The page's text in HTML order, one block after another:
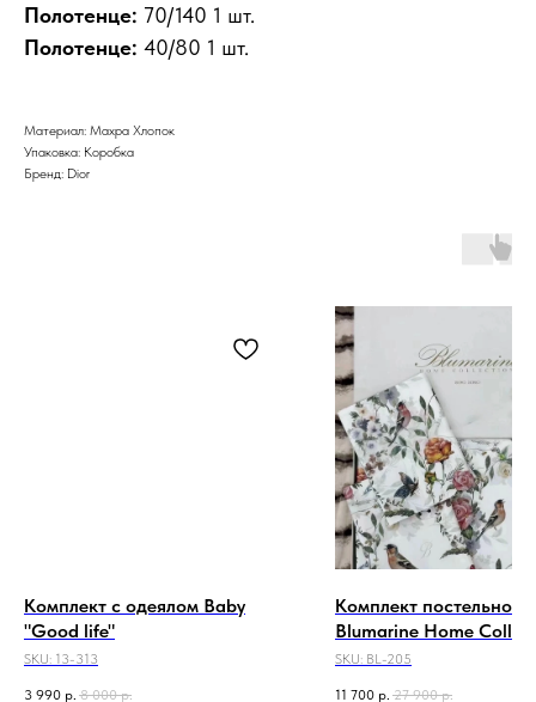
Полотенце: 70/140 1 шт.
Полотенце: 40/80 1 шт.
Материал: Махра Хлопок
Упаковка: Коробка
Бренд: Dior
Комплект с одеялом Baby
"Good life"
SKU: 13-313
3 990 р. 8 000 р.
Комплект постельного
Blumarine Home
SKU: BL-205
11 700 р. 27 900 р.